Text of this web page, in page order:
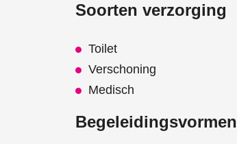
Soorten verzorging
Toilet
Verschoning
Medisch
Begeleidingsvormen